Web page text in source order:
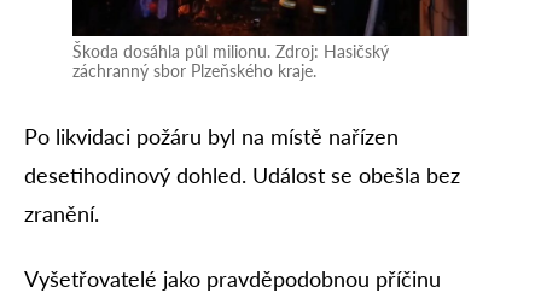
Škoda dosáhla půl milionu. Zdroj: Hasičský
záchranný sbor Plzeňského kraje.
Po likvidaci požáru byl na místě nařízen
desetihodinový dohled. Událost se obešla bez
zranění.
Vyšetřovatelé jako pravděpodobnou příčinu